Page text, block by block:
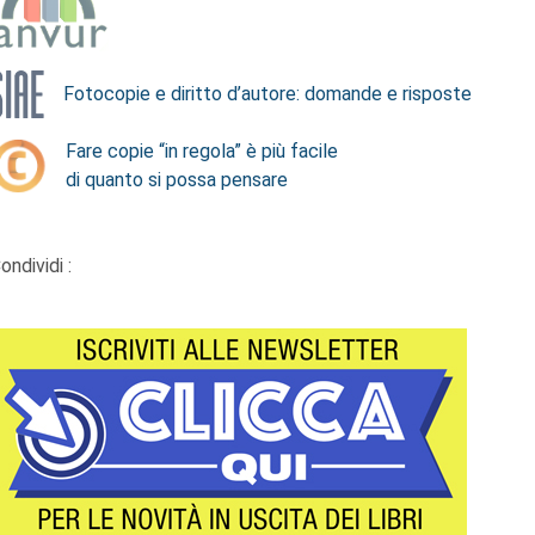
Fotocopie e diritto d’autore: domande e risposte
Fare copie “in regola” è più facile
di quanto si possa pensare
: